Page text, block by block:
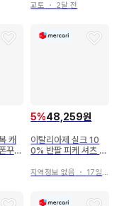
교토 ・ 2달 전
캐
꾸
5%48,259원
이탈리아제 실크 10
0% 반팔 피케 셔츠 아
지역정보 없음 ・ 17일 전